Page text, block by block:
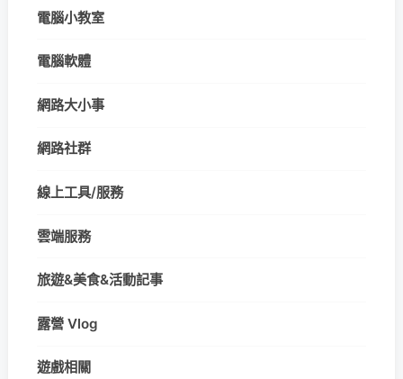
電腦小教室
電腦軟體
網路大小事
網路社群
線上工具/服務
雲端服務
旅遊&美食&活動記事
露營 Vlog
遊戲相關